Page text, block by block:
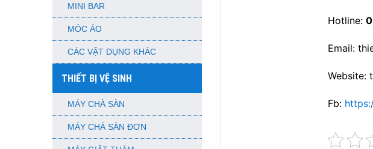
MINI BAR
MÓC ÁO
CÁC VẬT DỤNG KHÁC
THIẾT BỊ VỆ SINH
MÁY CHÀ SÀN
MÁY CHÀ SÀN ĐƠN
Hotline:
Email:
Website:
Fb: